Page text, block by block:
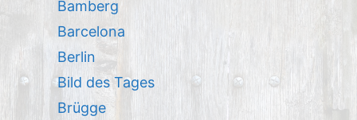
Bamberg
Barcelona
Berlin
Bild des Tages
Brügge